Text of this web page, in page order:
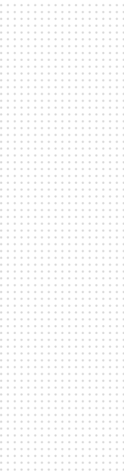
Hur bokar jag en av
Genom att fylla i
du i direktkontakt
boka. Kulturarenor
alla frågor kring
direkt med det
Hur hittar jag den
evenemang?
Vi guidar dig
lämplig lokal, men
utrustning och
lokalen själv.
Kan jag ta med
Många av våra
egen mat och
venuet för att få
just den lokalen.
Finns det tillgång till
dansgolv?